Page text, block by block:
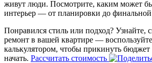
живут люди. Посмотрите, каким может
интерьер — от планировки до финальной
Понравился стиль или подход? Узнайте,
ремонт в вашей квартире —
калькулятором, чтобы прикинуть бюджет
начать. Рассчитать стоимость